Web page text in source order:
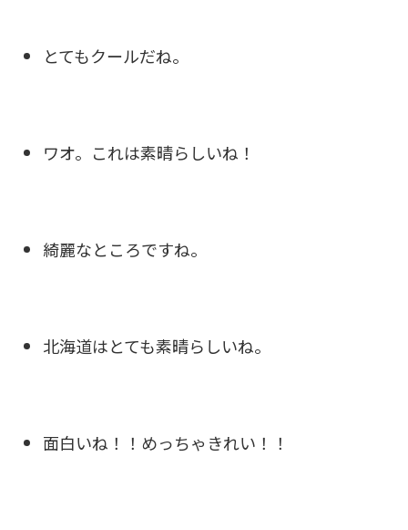
とてもクールだね。
ワオ。これは素晴らしいね！
綺麗なところですね。
北海道はとても素晴らしいね。
面白いね！！めっちゃきれい！！